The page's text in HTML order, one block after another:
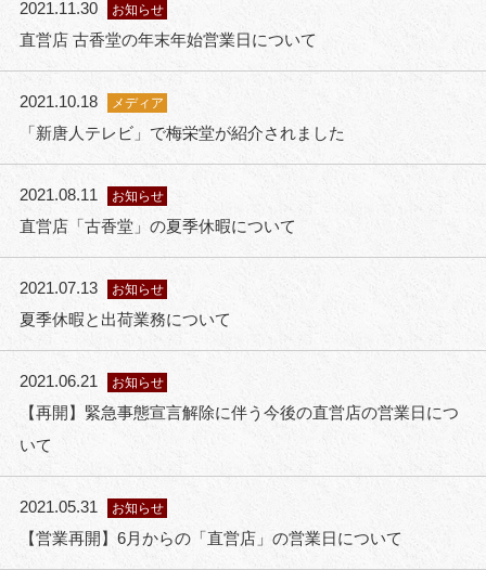
2021.11.30 お知らせ
直営店 古香堂の年末年始営業日について
2021.10.18 メディア
「新唐人テレビ」で梅栄堂が紹介されました
2021.08.11 お知らせ
直営店「古香堂」の夏季休暇について
2021.07.13 お知らせ
夏季休暇と出荷業務について
2021.06.21 お知らせ
【再開】緊急事態宣言解除に伴う今後の直営店の営業日につ
いて
2021.05.31 お知らせ
【営業再開】6月からの「直営店」の営業日について